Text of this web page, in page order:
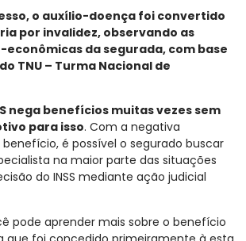
o auxílio-doença foi convertido
por invalidez, observando as
econômicas da segurada, com base
TNU – Turma Nacional de
nega benefícios muitas vezes sem
para isso. Com a negativa
é possível o segurado buscar
na maior parte das situações
do INSS mediante ação judicial
pode aprender mais sobre o benefício